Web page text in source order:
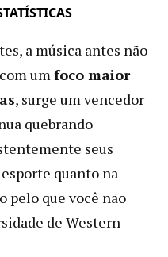
a música antes não
umfoco maior
, surge um vencedor
quebrando
seus
quanto na
pelo que você não
de Western